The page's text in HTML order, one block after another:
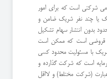
شركتی است كه برای امور
یا چند نفر شریك ضامن و
بدون انتشار سهام تشكیل
قروضی است كه ممكن است
با مسئولیت محدود كسی
است كه شركت گذارده و
(‌شركت مختلط) و لااقل